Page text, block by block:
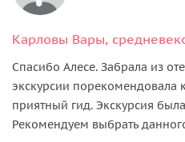
Спасибо Алесе. Забрала из
экскурсии порекомендовала
приятный гид. Экскурсия
Рекомендуем выбрать